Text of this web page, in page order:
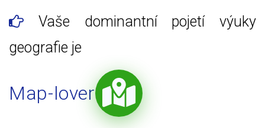
Vaše dominantní pojetí výuky
geografie je
Map-lover